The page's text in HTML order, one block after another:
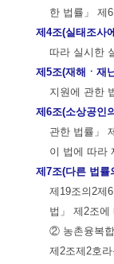
한 법률」 제
제4조(실태조사
따라 실시한
제5조(재해ㆍ재
지원에 관한
제6조(소상공인
관한 법률」
이 법에 따라
제7조(다른 법률
제19조의2제
법」 제2조에
② 농촌융복
제2조제2호